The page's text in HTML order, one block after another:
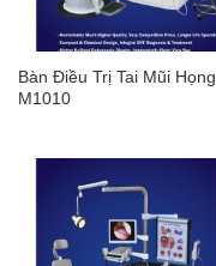
Bàn Điều Trị Tai Mũi Họng
M1010